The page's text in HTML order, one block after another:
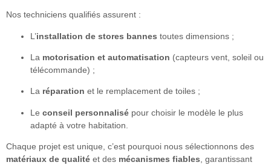
Nos techniciens qualifiés assurent :
L’installation de stores bannes toutes dimensions ;
La motorisation et automatisation (capteurs vent, soleil ou
télécommande) ;
La réparation et le remplacement de toiles ;
Le conseil personnalisé pour choisir le modèle le plus
adapté à votre habitation.
Chaque projet est unique, c’est pourquoi nous sélectionnons des
matériaux de qualité et des mécanismes fiables , garantissant